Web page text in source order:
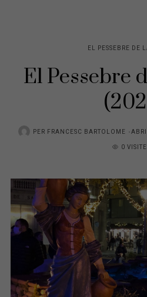
EL PESSEBRE DE
El Pessebre
PER FRANCESC BARTOLOME
ON
0